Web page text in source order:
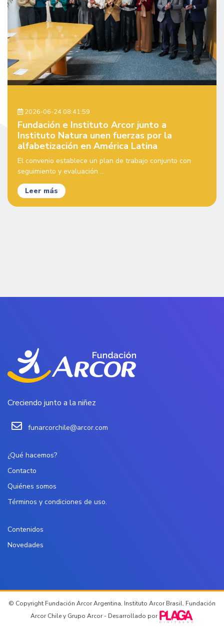
2026-06-24 08:41:59
Fundación e Instituto Arcor junto a
Instituto Natura unen fuerzas por la
alfabetización en América Latina
El convenio establece un plan de trabajo conjunto con
seguimiento y evaluación ...
Leer más
Creciendo junto a la niñez
funarcorchile@arcor.com
¿Qué hacemos?
Contacto
Quiénes somos
Términos y condiciones de uso.
Contenidos
Novedades
© Copyright Fundación Arcor Argentina, Instituto Arcor Brasil, Fundación
Arcor Chile y Grupo Arcor - Desarrollado por